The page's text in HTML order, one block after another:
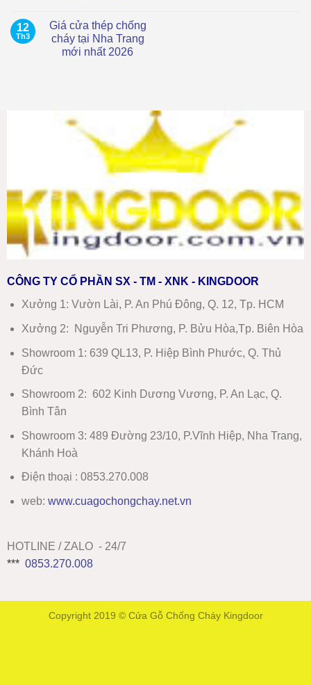
2026
Vân
Gỗ
Tại
Ninh
Hòa
bình
luận
ở
Giá
12
Th3
Giá cửa thép chống
cháy tại Nha Trang
mới nhất 2026
chống
cháy
tại
Nha
Trang
nhất
2026
CÔNG TY CỔ PHẦN SX - TM - XNK - KINGDOOR
Xưởng 1: Vườn Lài, P. An Phú Đông, Q. 12, Tp. HCM
Xưởng 2: Nguyễn Tri Phương, P. Bửu Hòa,Tp. Biên Hòa
Showroom 1: 639 QL13, P. Hiệp Bình Phước, Q. Thủ
Đức
Showroom 2: 602 Kinh Dương Vương, P. An Lạc, Q.
Bình Tân
Showroom 3: 489 Đường 23/10, P.Vĩnh Hiệp, Nha Trang,
Khánh Hoà
Điện thoại : 0853.270.008
web: www.cuagochongchay.net.vn
HOTLINE / ZALO - 24/7
*** 0853.270.008
Copyright 2019 © Cửa Gỗ Chống Cháy Kingdoor